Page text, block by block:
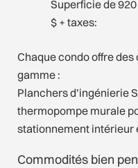
Superficie de
$ + taxes:
Chaque condo offre
gamme :
Planchers d’ingénierie
thermopompe murale
stationnement intérieur
Commodités bien